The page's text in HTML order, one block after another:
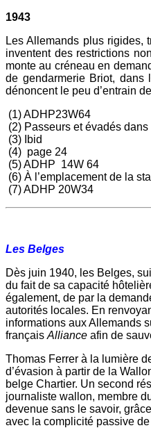
1943
Les Allemands plus
inventent des restrictions
monte au créneau en
de gendarmerie Briot, dans
dénoncent le peu d’entrain
(1) ADHP23W64
(2) Passeurs et évadés
(3) Ibid
(4) page 24
(5) ADHP 14W 64
(6) À l’emplacement de la
(7) ADHP 20W34
Les
Les Belges
Dès juin 1940, les Belges,
du fait de sa capacité
également, de par la
autorités locales. En
informations aux Allemands
français Alliance afin de
Thomas Ferrer à la lumière
d’évasion à partir de la
belge Chartier. Un second
journaliste wallon, membre
devenue sans le savoir,
avec la complicité passive